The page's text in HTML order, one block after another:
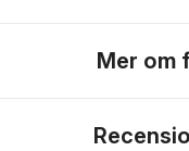
Mer om